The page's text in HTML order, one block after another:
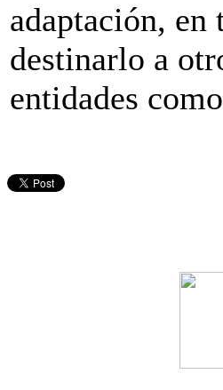
adaptación, en
destinarlo a
entidades